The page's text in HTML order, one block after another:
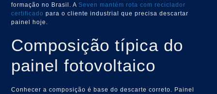
formação no Brasil. A Seven mantém rota com reciclador
certificado para o cliente industrial que precisa descartar
painel hoje.
Composição típica do
painel fotovoltaico
Conhecer a composição é base do descarte correto. Painel